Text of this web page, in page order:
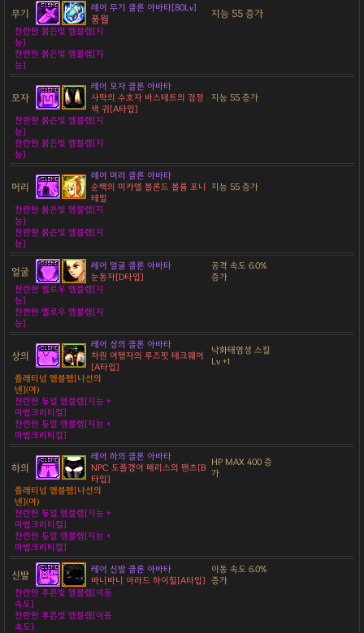
무기 레어 무기 클론 아바타[80Lv]
풍월 지능 55 증가
찬란한 붉은빛 엠블렘[지
능]
찬란한 붉은빛 엠블렘[지
능]
모자
레어 모자 클론 아바타
사막의 수호자 바스테트의 검정
색 귀[A타입]
지능 55 증가
찬란한 붉은빛 엠블렘[지
능]
찬란한 붉은빛 엠블렘[지
능]
머리
레어 머리 클론 아바타
순백의 미카엘 블론드 볼륨 포니
테일
지능 55 증가
찬란한 붉은빛 엠블렘[지
능]
찬란한 붉은빛 엠블렘[지
능]
얼굴
레어 얼굴 클론 아바타
눈동자[D타입]
공격 속도 6.0%
증가
찬란한 옐로우 엠블렘[지
능]
찬란한 옐로우 엠블렘[지
능]
상의
레어 상의 클론 아바타
차원 여행자의 루즈핏 테크웨어
[A타입]
낙화태염성 스킬
Lv +1
플래티넘 엠블렘[나선의
넨](여)
찬란한 듀얼 엠블렘[지능 +
마법크리티컬]
찬란한 듀얼 엠블렘[지능 +
마법크리티컬]
하의
레어 하의 클론 아바타
NPC 도플갱어 패리스의 팬츠[B
타입]
HP MAX 400 증
가
플래티넘 엠블렘[나선의
넨](여)
찬란한 듀얼 엠블렘[지능 +
마법크리티컬]
찬란한 듀얼 엠블렘[지능 +
마법크리티컬]
신발
레어 신발 클론 아바타
바니바니 아라드 하이힐[A타입]
이동 속도 6.0%
증가
찬란한 푸른빛 엠블렘[이동
속도]
찬란한 푸른빛 엠블렘[이동
속도]